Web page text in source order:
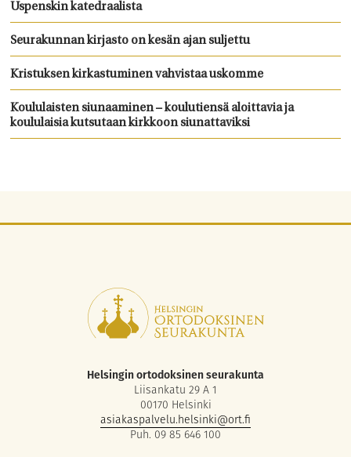
Uspenskin katedraalista
Seurakunnan kirjasto on kesän ajan suljettu
Kristuksen kirkastuminen vahvistaa uskomme
Koululaisten siunaaminen – koulutiensä aloittavia ja
koululaisia kutsutaan kirkkoon siunattaviksi
Helsingin ortodoksinen seurakunta
Liisankatu 29 A 1
00170 Helsinki
asiakaspalvelu.helsinki@ort.fi
Puh. 09 85 646 100